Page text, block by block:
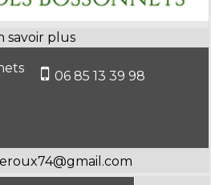
06 85 13 39 98